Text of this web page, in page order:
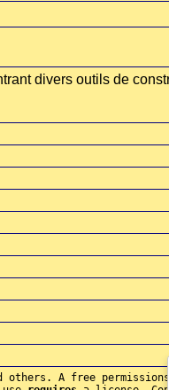
divers outils de
others. A free